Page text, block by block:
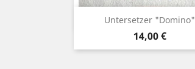
Untersetzer "Domino"
Preis
14,00 €
Vorschau